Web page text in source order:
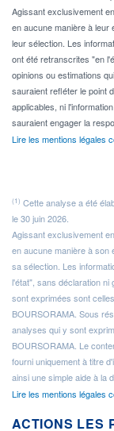
Agissant exclusivement
en aucune manière à leur
leur sélection. Les
ont été retranscrites "en
opinions ou estimations
sauraient refléter le point
applicables, ni
sauraient engager la
Lire les mentions légales
(1) Cette analyse a été
le 30 juin 2026.
Agissant exclusivement
en aucune manière à son
sa sélection. Les
l'état", sans déclaration ni
sont exprimées sont
BOURSORAMA. Sous
analyses qui y sont
BOURSORAMA. Le
fourni uniquement à titre
ainsi une simple aide à la
Lire les mentions légales
ACTIONS LES